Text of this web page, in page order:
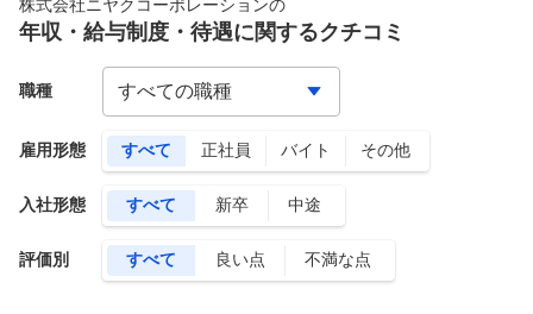
株式会社ニヤクコーポレーションの
年収・給与制度・待遇に関するクチコミ
雇用形態 すべて 正社員 バイト その他
入社形態 すべて 新卒 中途
評価別 すべて 良い点 不満な点
職種